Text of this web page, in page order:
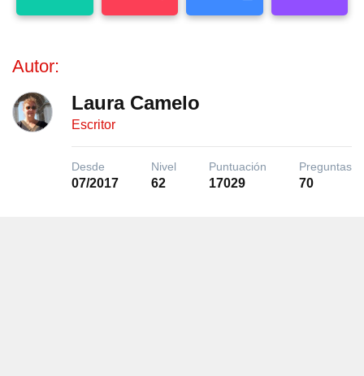
Autor:
Laura Camelo
Escritor
Desde
07/2017
Nivel
62
Puntuación
17029
Preguntas
70